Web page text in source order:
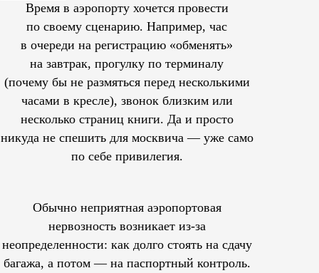
Время в аэропорту хочется провести
по своему сценарию. Например, час
в очереди на регистрацию «обменять»
на завтрак, прогулку по терминалу
(почему бы не размяться перед несколькими
часами в кресле), звонок близким или
несколько страниц книги. Да и просто
никуда не спешить для москвича — уже само
по себе привилегия.
Обычно неприятная аэропортовая
нервозность возникает из-за
неопределенности: как долго стоять на сдачу
багажа, а потом — на паспортный контроль.